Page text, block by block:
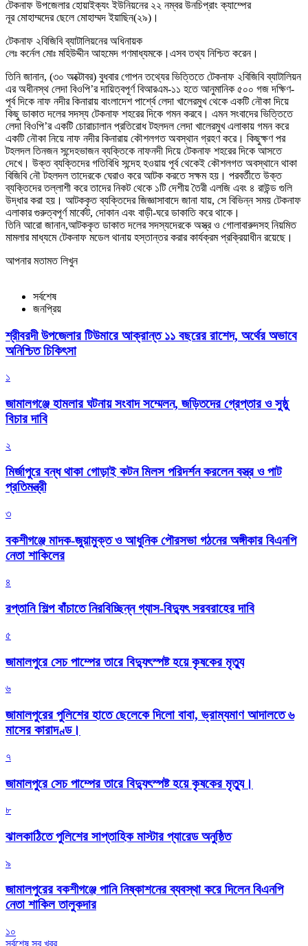
টেকনাফ উপজেলার হোয়াইক্যং ইউনিয়নের ২২ নম্বর উনচিপ্রাং ক্যাম্পের
নূর মোহাম্মদের ছেলে মোহাম্মদ ইয়াছিন(২৯)।
টেকনাফ ২বিজিবি ব্যাটালিয়নের অধিনায়ক
লেঃ কর্নেল মোঃ মহিউদ্দীন আহমেদ গণমাধ্যমকে।এসব তথ্য নিশ্চিত করেন।
তিনি জানান, (৩০ অক্টোবর) বুধবার গোপন তথ্যের ভিত্তিতে টেকনাফ ২বিজিবি ব্যাটালিয়ন
এর অধীনস্থ লেদা বিওপি’র দায়িত্বপূর্ণ বিআরএম-১১ হতে আনুমানিক ৫০০ গজ দক্ষিণ-
পূর্ব দিকে নাফ নদীর কিনারায় বাংলাদেশ পার্শ্বে লেদা খালেরমুখ থেকে একটি নৌকা দিয়ে
কিছু ডাকাত দলের সদস্য টেকনাফ শহরের দিকে গমন করবে। এমন সংবাদের ভিত্তিতে
লেদা বিওপি’র একটি চোরাচালান প্রতিরোধ টহলদল লেদা খালেরমুখ এলাকায় গমন করে
একটি নৌকা নিয়ে নাফ নদীর কিনারায় কৌশলগত অবস্থান গ্রহণ করে। কিছুক্ষণ পর
টহলদল তিনজন সন্দেহভাজন ব্যক্তিকে নাফনদী দিয়ে টেকনাফ শহরের দিকে আসতে
দেখে। উক্ত ব্যক্তিদের গতিবিধি সন্দেহ হওয়ায় পূর্ব থেকেই কৌশলগত অবস্থানে থাকা
বিজিবি নৌ টহলদল তাদেরকে ঘেরাও করে আটক করতে সক্ষম হয়। পরবর্তীতে উক্ত
ব্যক্তিদের তল্লাশী করে তাদের নিকট থেকে ১টি দেশীয় তৈরী এলজি এবং ৪ রাউন্ড গুলি
উদ্ধার করা হয়। আটককৃত ব্যক্তিদের জিজ্ঞাসাবাদে জানা যায়, সে বিভিন্ন সময় টেকনাফ
এলাকার গুরুত্বপূর্ণ মার্কেট, দোকান এবং বাড়ী-ঘরে ডাকাতি করে থাকে।
তিনি আরো জানান,আটককৃত ডাকাত দলের সদস্যদেরকে অস্ত্র ও গোলাবারুদসহ নিয়মিত
মামলার মাধ্যমে টেকনাফ মডেল থানায় হস্তান্তর করার কার্যক্রম প্রক্রিয়াধীন রয়েছে।
আপনার মতামত লিখুন
সর্বশেষ
জনপ্রিয়
শ্রীবরদী উপজেলার টিউমারে আক্রান্ত ১১ বছরের রাশেদ, অর্থের অভাবে
অনিশ্চিত চিকিৎসা
১
জামালগঞ্জে হামলার ঘটনায় সংবাদ সম্মেলন, জড়িতদের গ্রেপ্তার ও সুষ্ঠু
বিচার দাবি
২
মির্জাপুরে বন্ধ থাকা গোড়াই কটন মিলস পরিদর্শন করলেন বস্ত্র ও পাট
প্রতিমন্ত্রী
৩
বকশীগঞ্জে মাদক-জুয়ামুক্ত ও আধুনিক পৌরসভা গঠনের অঙ্গীকার বিএনপি
নেতা শাকিলের
৪
রপ্তানি শিল্প বাঁচাতে নিরবিচ্ছিন্ন গ্যাস-বিদ্যুৎ সরবরাহের দাবি
৫
জামালপুরে সেচ পাম্পের তারে বিদ্যুৎস্পষ্ট হয়ে কৃষকের মৃত্যু
৬
জামালপুরের পুলিশের হাতে ছেলেকে দিলো বাবা, ভ্রাম্যমাণ আদালতে ৬
মাসের কারাদণ্ড।
৭
জামালপুরে সেচ পাম্পের তারে বিদ্যুৎস্পষ্ট হয়ে কৃষকের মৃত্যু।
৮
‎ঝালকাঠিতে পুলিশের সাপ্তাহিক মাস্টার প্যারেড অনুষ্ঠিত
৯
জামালপুরের বকশীগঞ্জে পানি নিষ্কাশনের ব্যবস্থা করে দিলেন বিএনপি
নেতা শাকিল তালুকদার
১০